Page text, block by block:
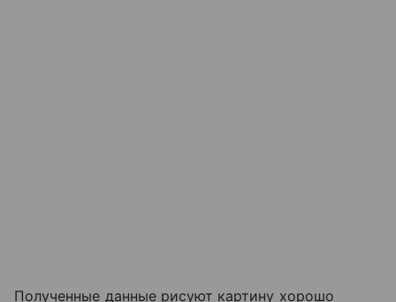
Полученные данные рисуют картину хорошо